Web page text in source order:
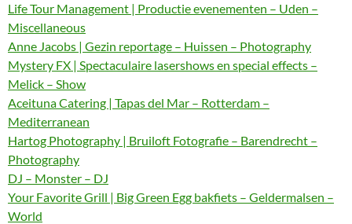
Life Tour Management | Productie evenementen – Uden –
Miscellaneous
Anne Jacobs | Gezin reportage – Huissen – Photography
Mystery FX | Spectaculaire lasershows en special effects –
Melick – Show
Aceituna Catering | Tapas del Mar – Rotterdam –
Mediterranean
Hartog Photography | Bruiloft Fotografie – Barendrecht –
Photography
DJ – Monster – DJ
Your Favorite Grill | Big Green Egg bakfiets – Geldermalsen –
World